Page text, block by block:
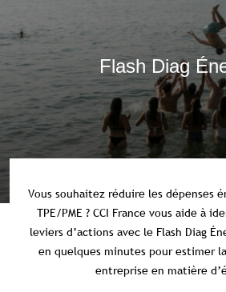
Flash Diag
Vous souhaitez réduire les dépenses
TPE/PME ? CCI France vous aide à
leviers d’actions avec le Flash Diag
en quelques minutes pour estimer
entreprise en matière